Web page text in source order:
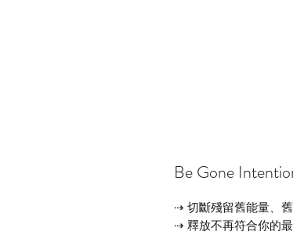
Be Gone
⇢ 切斷殘留舊能量、
⇢ 釋放不再符合你的